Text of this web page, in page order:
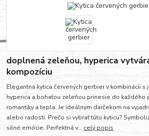
doplnená zeleňou, hyperica
kompozíciu
Elegantná kytica červených gerbier v kombinácii s
hyperica a bohatou zeleňou prinesie do každého
romantiky a tepla. Je ideálnym darčekom na
alebo radosti. Prečo si vybrať túto kyticu?
silné emócie. Perfektná v...celý popis